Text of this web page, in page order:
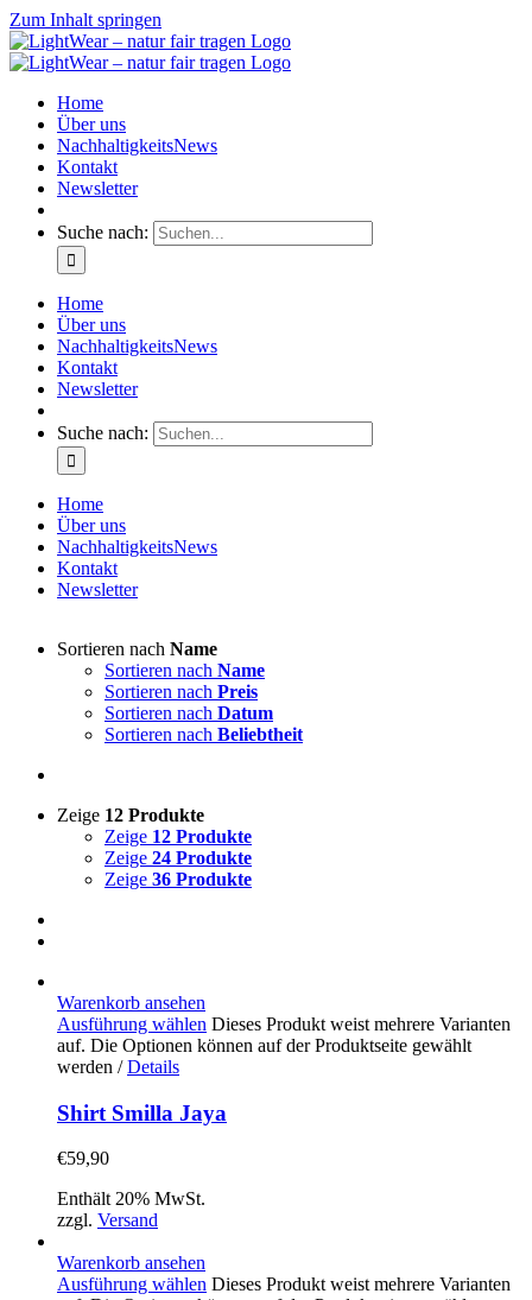
Zum Inhalt springen
Home
Über uns
NachhaltigkeitsNews
Kontakt
Newsletter
Suche nach:
Home
Über uns
NachhaltigkeitsNews
Kontakt
Newsletter
Suche nach:
Home
Über uns
NachhaltigkeitsNews
Kontakt
Newsletter
Sortieren nach Name
Sortieren nach Name
Sortieren nach Preis
Sortieren nach Datum
Sortieren nach Beliebtheit
Zeige 12 Produkte
Zeige 12 Produkte
Zeige 24 Produkte
Zeige 36 Produkte
Warenkorb ansehen
Ausführung wählen Dieses Produkt weist mehrere Varianten
auf. Die Optionen können auf der Produktseite gewählt
werden / Details
Shirt Smilla Jaya
€59,90
Enthält 20% MwSt.
zzgl. Versand
Warenkorb ansehen
Ausführung wählen Dieses Produkt weist mehrere Varianten